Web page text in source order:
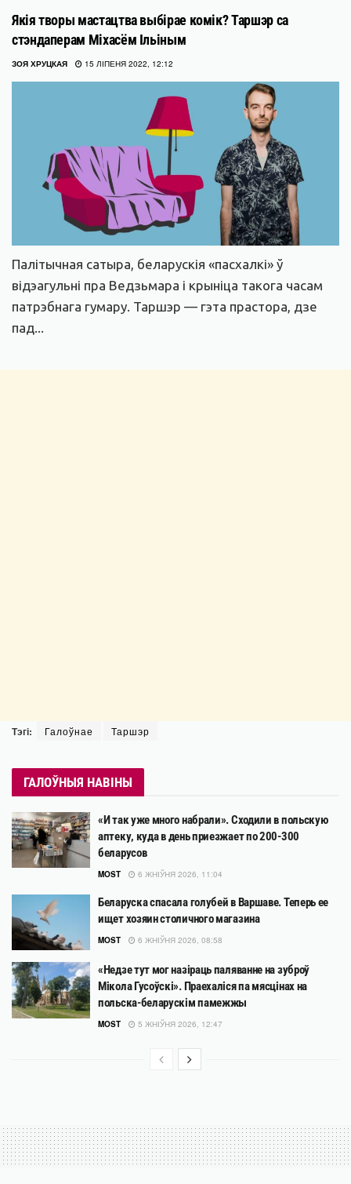
Якія творы мастацтва выбірае комік? Таршэр са
стэндаперам Міхасём Ільіным
ЗОЯ ХРУЦКАЯ 15 ЛІПЕНЯ 2022, 12:12
Палітычная сатыра, беларускія «пасхалкі» ў
відэагульні пра Ведзьмара і крыніца такога часам
патрэбнага гумару. Таршэр — гэта прастора, дзе
пад...
Тэгі: Галоўнае Таршэр
ГАЛОЎНЫЯ НАВІНЫ
«И так уже много набрали». Сходили в польскую
аптеку, куда в день приезжает по 200-300
беларусов
MOST 6 ЖНІЎНЯ 2026, 11:04
Беларуска спасала голубей в Варшаве. Теперь ее
ищет хозяин столичного магазина
MOST 6 ЖНІЎНЯ 2026, 08:58
«Недзе тут мог назіраць паляванне на зуброў
Мікола Гусоўскі». Праехаліся па мясцінах на
польска-беларускім памежжы
MOST 5 ЖНІЎНЯ 2026, 12:47